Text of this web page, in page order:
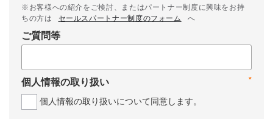
※お客様への紹介をご検討、またはパートナー制度に興味をお持
ちの方は
セールスパートナー制度のフォーム へ
ご質問等
*
個人情報の取り扱い
個人情報の取り扱いについて同意します。